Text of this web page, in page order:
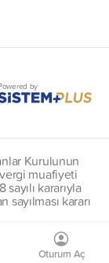
by
Kurulunun
vergi muafiyeti
kararıyla
kararı
Oturum Aç